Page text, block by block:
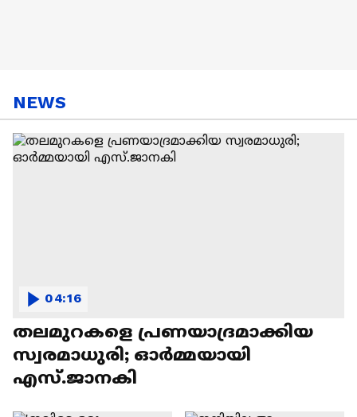
NEWS
തലമുറകളെ പ്രണയാദ്രമാക്കിയ
സ്വരമാധുരി; ഓർമ്മയായി
എസ്.ജാനകി
04:16